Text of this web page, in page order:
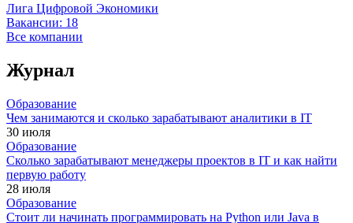
Лига Цифровой Экономики
Вакансии: 18
Все компании
Журнал
Образование
Чем занимаются и сколько зарабатывают аналитики в IT
30 июля
Образование
Сколько зарабатывают менеджеры проектов в IT и как найти
первую работу
28 июля
Образование
Стоит ли начинать программировать на Python или Java в